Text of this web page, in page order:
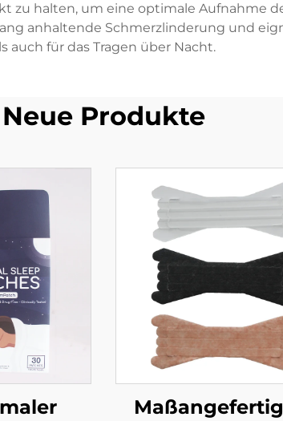
halten, um eine optimale Aufnahme
anhaltende Schmerzlinderung und
auch für das Tragen über Nacht.
Neue Produkte